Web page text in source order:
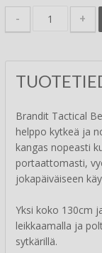
- +
Brandit Tactical
helppo kytkeä ja
kangas nopeasti
portaattomasti,
jokapäiväiseen
Yksi koko 130cm
leikkaamalla ja
sytkärillä.